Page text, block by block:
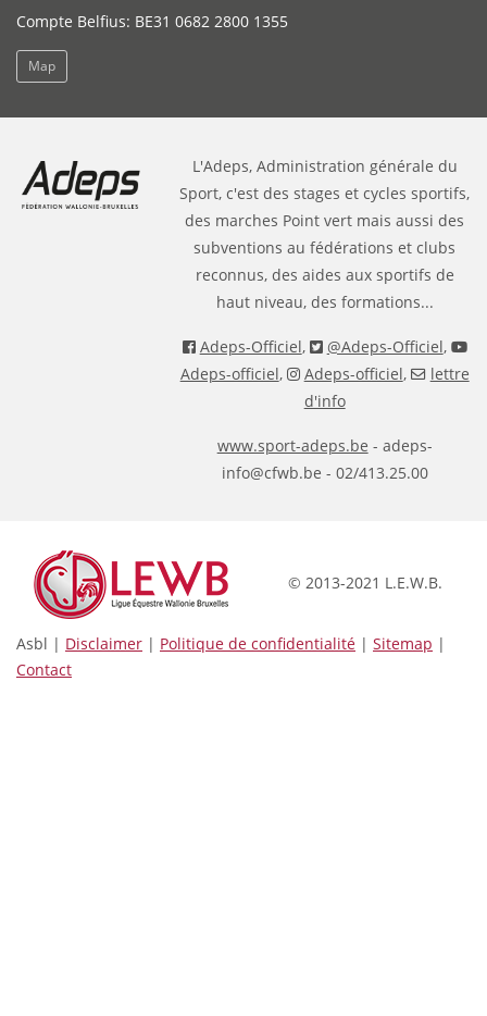
Compte Belfius: BE31 0682 2800 1355
Map
L'Adeps, Administration générale du
Sport, c'est des stages et cycles sportifs,
des marches Point vert mais aussi des
subventions au fédérations et clubs
reconnus, des aides aux sportifs de
haut niveau, des formations...
Adeps-Officiel, @Adeps-Officiel,
Adeps-officiel, Adeps-officiel,
lettre
d'info
www.sport-adeps.be - adeps-
info@cfwb.be - 02/413.25.00
© 2013-2021 L.E.W.B.
Asbl | Disclaimer | Politique de confidentialité | Sitemap |
Contact